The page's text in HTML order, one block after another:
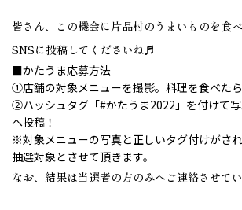
皆さん、この機会に片品村のうまいものを食
SNSに投稿してくださいね♬
■かたうま応募方法
①店舗の対象メニューを撮影。料理を食べたら
②ハッシュタグ「#かたうま2022 」を付けて
へ投稿！
※対象メニューの写真と正しいタグ付けがさ
抽選対象とさせて頂きます。
なお、結果は当選者の方のみへご連絡させてい